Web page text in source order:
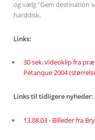
og vælg "Gem destination
harddisk.
Links:
30 sek. videoklip fra
Petanque 2004
Links til tidligere nyheder:
13.08.03 - Billeder fra